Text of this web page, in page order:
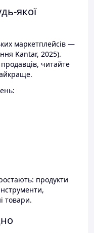
якої
маркетплейсів —
Kantar, 2025).
читайте
продукти
товари.